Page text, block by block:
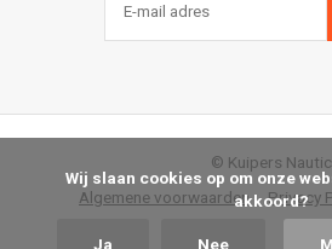
Algemene voorwaarden Privacy
© Kuipers Nautic
akkoord?
Ja Nee